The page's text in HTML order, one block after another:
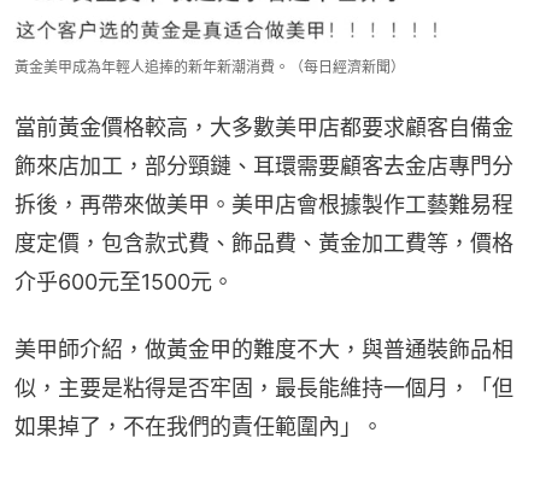
黃金美甲成為年輕人追捧的新年新潮消費。（每日經濟新聞）
當前黃金價格較高，大多數美甲店都要求顧客自備金
飾來店加工，部分頸鏈、耳環需要顧客去金店專門分
拆後，再帶來做美甲。美甲店會根據製作工藝難易程
度定價，包含款式費、飾品費、黃金加工費等，價格
介乎600元至1500元。
美甲師介紹，做黃金甲的難度不大，與普通裝飾品相
似，主要是粘得是否牢固，最長能維持一個月，「但
如果掉了，不在我們的責任範圍內」。